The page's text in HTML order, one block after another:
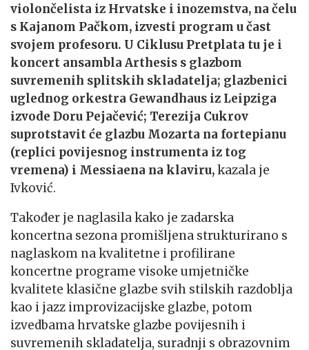
violončelista iz Hrvatske i inozemstva, na čelu
s Kajanom Pačkom, izvesti program u čast
svojem profesoru. U Ciklusu Pretplata tu je i
koncert ansambla Arthesis s glazbom
suvremenih splitskih skladatelja; glazbenici
uglednog orkestra Gewandhaus iz Leipziga
izvode Doru Pejačević; Terezija Cukrov
suprotstavit će glazbu Mozarta na fortepianu
(replici povijesnog instrumenta iz tog
vremena) i Messiaena na klaviru,kazala je
Ivković.
Također je naglasila kako je zadarska
koncertna sezona promišljena strukturirano s
naglaskom na kvalitetne i profilirane
koncertne programe visoke umjetničke
kvalitete klasične glazbe svih stilskih razdoblja
kao i jazz improvizacijske glazbe, potom
izvedbama hrvatske glazbe povijesnih i
suvremenih skladatelja, suradnji s obrazovnim